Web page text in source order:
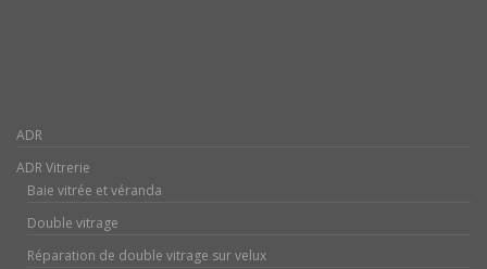
ADR
ADR Vitrerie
Baie vitrée et véranda
Double vitrage
Réparation de double vitrage sur velux